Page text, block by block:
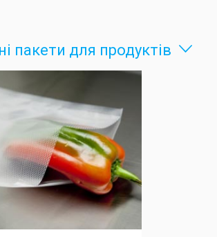
пакети для продуктів